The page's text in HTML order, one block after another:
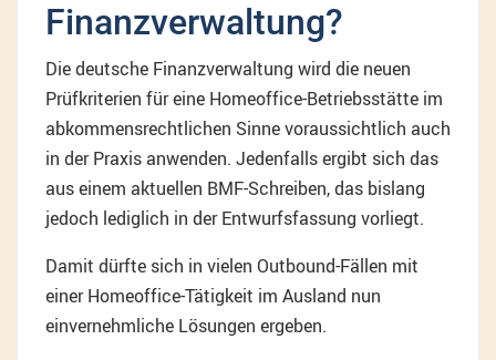
Finanzverwaltung?
Die deutsche Finanzverwaltung wird die neuen
Prüfkriterien für eine Homeoffice-Betriebsstätte im
abkommensrechtlichen Sinne voraussichtlich auch
in der Praxis anwenden. Jedenfalls ergibt sich das
aus einem aktuellen BMF-Schreiben, das bislang
jedoch lediglich in der Entwurfsfassung vorliegt.
Damit dürfte sich in vielen Outbound-Fällen mit
einer Homeoffice-Tätigkeit im Ausland nun
einvernehmliche Lösungen ergeben.